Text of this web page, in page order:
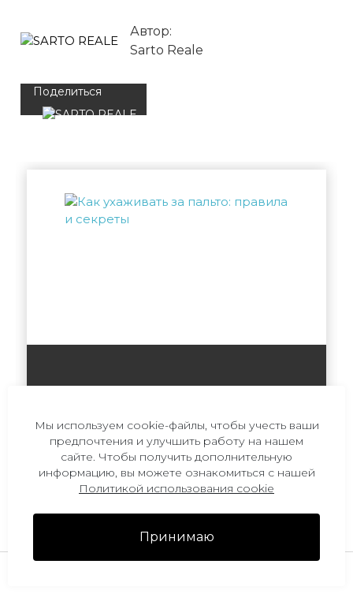
Автор:
Sarto Reale
Поделиться
Как ухаживать за пальто: правила
и секреты...
28 декабря 2020
Мы используем cookie-файлы, чтобы учесть ваши
предпочтения и улучшить работу на нашем
сайте. Чтобы получить дополнительную
информацию, вы можете ознакомиться с нашей
Политикой использования cookie
Принимаю